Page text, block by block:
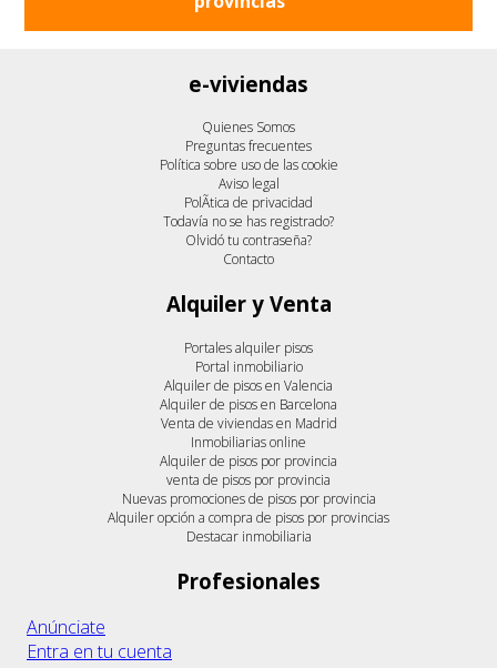
e-viviendas
Quienes Somos
Preguntas frecuentes
Política sobre uso de las cookie
Aviso legal
PolÃ­tica de privacidad
Todavía no se has registrado?
Olvidó tu contraseña?
Contacto
Alquiler y Venta
Portales alquiler pisos
Portal inmobiliario
Alquiler de pisos en Valencia
Alquiler de pisos en Barcelona
Venta de viviendas en Madrid
Inmobiliarias online
Alquiler de pisos por provincia
venta de pisos por provincia
Nuevas promociones de pisos por provincia
Alquiler opción a compra de pisos por provincias
Destacar inmobiliaria
Profesionales
Anúnciate
Entra en tu cuenta